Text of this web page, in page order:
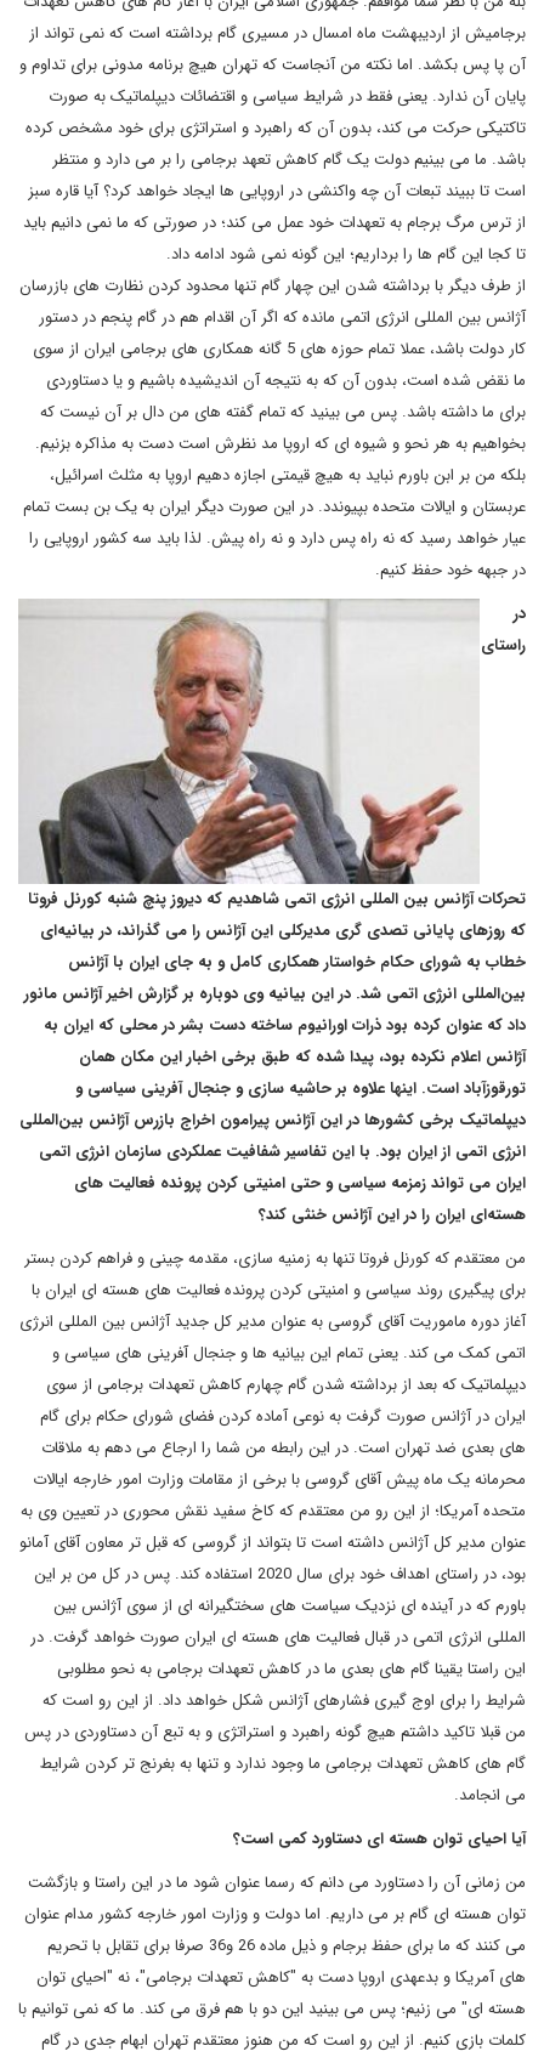
برجامیش از اردیبهشت ماه امسال در مسیری گام برداشته است که نمی تواند از
آن پا پس بکشد. اما نکته من آنجاست که تهران هیچ برنامه مدونی برای تداوم و
پایان آن ندارد. یعنی فقط در شرایط سیاسی و اقتضائات دیپلماتیک به صورت
تاکتیکی حرکت می کند، بدون آن که راهبرد و استراتژی برای خود مشخص کرده
باشد. ما می بینیم دولت یک گام کاهش تعهد برجامی را بر می دارد و منتظر
است تا ببیند تبعات آن چه واکنشی در اروپایی ها ایجاد خواهد کرد؟ آیا قاره سبز
از ترس مرگ برجام به تعهدات خود عمل می کند؛ در صورتی که ما نمی دانیم باید
تا کجا این گام ها را برداریم؛ این گونه نمی شود ادامه داد.
از طرف دیگر با برداشته شدن این چهار گام تنها محدود کردن نظارت های بازرسان
آژانس بین المللی انرژی اتمی مانده که اگر آن اقدام هم در گام پنجم در دستور
کار دولت باشد، عملا تمام حوزه های 5 گانه همکاری های برجامی ایران از سوی
ما نقض شده است، بدون آن که به نتیجه آن اندیشیده باشیم و یا دستاوردی
برای ما داشته باشد. پس می بینید که تمام گفته های من دال بر آن نیست که
بخواهیم به هر نحو و شیوه ای که اروپا مد نظرش است دست به مذاکره بزنیم.
بلکه من بر ابن باورم نباید به هیچ قیمتی اجازه دهیم اروپا به مثلث اسرائیل،
عربستان و ایالات متحده بپیوندد. در این صورت دیگر ایران به یک بن بست تمام
عیار خواهد رسید که نه راه پس دارد و نه راه پیش. لذا باید سه کشور اروپایی را
در جبهه خود حفظ کنیم.
در
راستای
تحرکات آژانس بین المللی انرژی اتمی شاهدیم که دیروز پنچ شنبه کورنل فروتا
که روزهای پایانی تصدی گری مدیرکلی این آژانس را می گذراند، در بیانیه‌ای
خطاب به شورای حکام خواستار همکاری کامل و به جای ایران با آژانس
بین‌المللی انرژی اتمی شد. در این بیانیه وی دوباره بر گزارش اخیر آژانس مانور
داد که عنوان کرده بود ذرات اورانیوم ساخته دست بشر در محلی که ایران به
آژانس اعلام نکرده بود، پیدا شده که طبق برخی اخبار این مکان همان
تورقوزآباد است. اینها علاوه بر حاشیه سازی و جنجال آفرینی سیاسی و
دیپلماتیک برخی کشورها در این آژانس پیرامون اخراج بازرس آژانس بین‌المللی
انرژی اتمی از ایران بود. با این تفاسیر شفافیت عملکردی سازمان انرژی اتمی
ایران می تواند زمزمه سیاسی و حتی امنیتی کردن پرونده فعالیت های
هسته‌ای ایران را در این آژانس خنثی کند؟
من معتقدم که کورنل فروتا تنها به زمنیه سازی، مقدمه چینی و فراهم کردن بستر
برای پیگیری روند سیاسی و امنیتی کردن پرونده فعالیت های هسته ای ایران با
آغاز دوره ماموریت آقای گروسی به عنوان مدیر کل جدید آژانس بین المللی انرژی
اتمی کمک می کند. یعنی تمام این بیانیه ها و جنجال آفرینی های سیاسی و
دیپلماتیک که بعد از برداشته شدن گام چهارم کاهش تعهدات برجامی از سوی
ایران در آژانس صورت گرفت به نوعی آماده کردن فضای شورای حکام برای گام
های بعدی ضد تهران است. در این رابطه من شما را ارجاع می دهم به ملاقات
محرمانه یک ماه پیش آقای گروسی با برخی از مقامات وزارت امور خارجه ایالات
متحده آمریکا؛ از این رو من معتقدم که کاخ سفید نقش محوری در تعیین وی به
عنوان مدیر کل آژانس داشته است تا بتواند از گروسی که قبل تر معاون آقای آمانو
بود، در راستای اهداف خود برای سال 2020 استفاده کند. پس در کل من بر این
باورم که در آینده ای نزدیک سیاست های سختگیرانه ای از سوی آژانس بین
المللی انرژی اتمی در قبال فعالیت های هسته ای ایران صورت خواهد گرفت. در
این راستا یقینا گام های بعدی ما در کاهش تعهدات برجامی به نحو مطلوبی
شرایط را برای اوج گیری فشارهای آژانس شکل خواهد داد. از این رو است که
من قبلا تاکید داشتم هیچ گونه راهبرد و استراتژی و به تبع آن دستاوردی در پس
گام های کاهش تعهدات برجامی ما وجود ندارد و تنها به بغرنج تر کردن شرایط
می انجامد.
آیا احیای توان هسته ای دستاورد کمی است؟
من زمانی آن را دستاورد می دانم که رسما عنوان شود ما در این راستا و بازگشت
توان هسته ای گام بر می داریم. اما دولت و وزارت امور خارجه کشور مدام عنوان
می کنند که ما برای حفظ برجام و ذیل ماده 26 و36 صرفا برای تقابل با تحریم
های آمریکا و بدعهدی اروپا دست به "کاهش تعهدات برجامی"، نه "احیای توان
هسته ای" می زنیم؛ پس می بینید این دو با هم فرق می کند. ما که نمی توانیم با
کلمات بازی کنیم. از این رو است که من هنوز معتقدم تهران ابهام جدی در گام